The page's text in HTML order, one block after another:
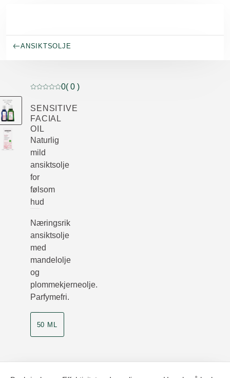
ANSIKTSOLJE
Current rating: 0 out of 5 stars rated by 0 customers
0( 0 )
SENSITIVE
FACIAL
OIL
Naturlig
mild
ansiktsolje
for
følsom
hud
Næringsrik
ansiktsolje
med
mandelolje
og
plommekjerneolje.
Parfymefri.
50 ML